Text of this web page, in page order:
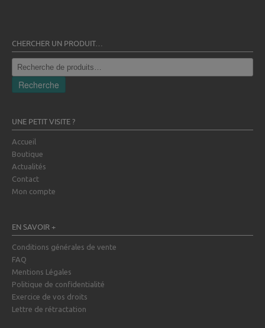
CHERCHER UN PRODUIT…
Recherche
pour :
Recherche
UNE PETIT VISITE ?
Accueil
Boutique
Actualités
Contact
Mon compte
EN SAVOIR +
Conditions générales de vente
FAQ
Mentions Légales
Politique de confidentialité
Exercice de vos droits
Lettre de rétractation